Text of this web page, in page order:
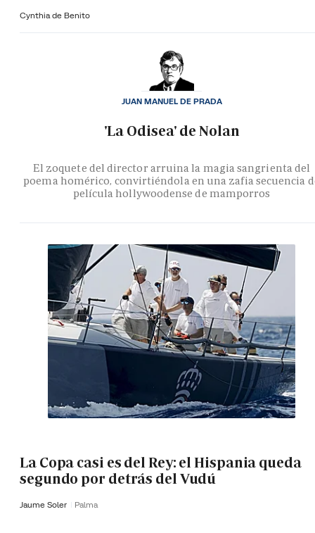
Cynthia de Benito
'La Odisea' de Nolan
El zoquete del director arruina la magia sangrienta del
poema homérico, convirtiéndola en una zafia secuencia
película hollywoodense de mamporros
JUAN MANUEL DE PRADA
La Copa casi es del Rey: el Hispania queda
segundo por detrás del Vudú
Jaume Soler Palma